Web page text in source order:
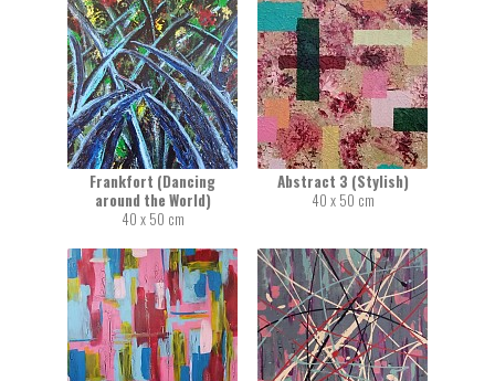
Frankfort (Dancing
around the World)
40 x 50 cm
Abstract 3 (Stylish)
40 x 50 cm